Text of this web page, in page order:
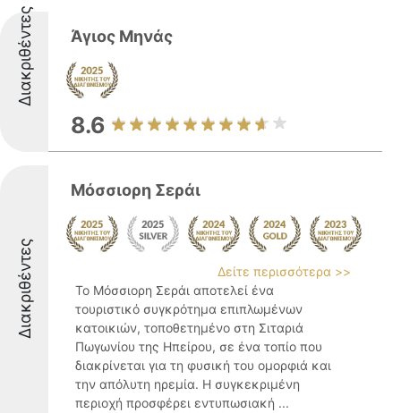
Διακριθέντες Άγιος Μηνάς
8.6
Διακριθέντες
Μόσσιορη Σεράι
Δείτε περισσότερα >>
Το Μόσσιορη Σεράι αποτελεί ένα
τουριστικό συγκρότημα επιπλωμένων
κατοικιών, τοποθετημένο στη Σιταριά
Πωγωνίου της Ηπείρου, σε ένα τοπίο που
διακρίνεται για τη φυσική του ομορφιά και
την απόλυτη ηρεμία. Η συγκεκριμένη
περιοχή προσφέρει εντυπωσιακή ...